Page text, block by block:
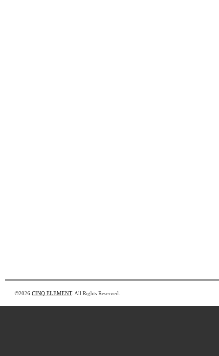
©2026 CINQ ELEMENT. All Rights Reserved.